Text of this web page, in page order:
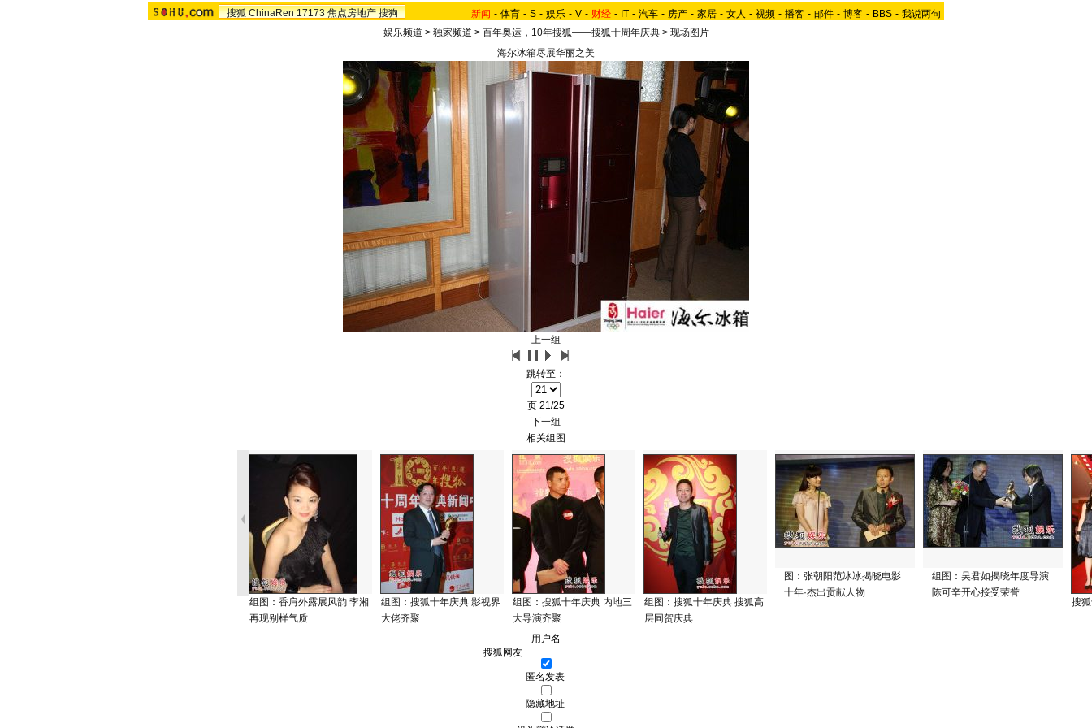
搜狐 ChinaRen 17173 焦点房地产 搜狗 新闻 - 体育 - S - 娱乐 - V - 财经 - IT - 汽车 - 房产 - 家居 - 女人 - 视频 - 播客 - 邮件 - 博客 - BBS - 我说两句
娱乐频道 > 独家频道 > 百年奥运，10年搜狐——搜狐十周年庆典> 现场图片
海尔冰箱尽展华丽之美
上一组
跳转至：
页 21/25
下一组
相关组图
组图：香肩外露展风韵 李湘
再现别样气质
组图：搜狐十年庆典 影视界
大佬齐聚
组图：搜狐十年庆典 内地三
大导演齐聚
组图：搜狐十年庆典 搜狐高
层同贺庆典
图：张朝阳范冰冰揭晓电影
十年·杰出贡献人物
组图：吴君如揭晓年度导演
陈可辛开心接受荣誉
搜
用户名
匿名发表
隐藏地址